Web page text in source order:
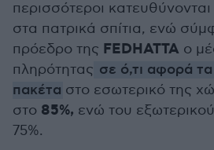
περισσότεροι
στα πατρικά σπίτια, ενώ
πρόεδρο της FEDHATTA ο
πληρότητας σε ό,τι αφορά τα
πακέτα στο εσωτερικό της
στο 85%, ενώ του
75%.